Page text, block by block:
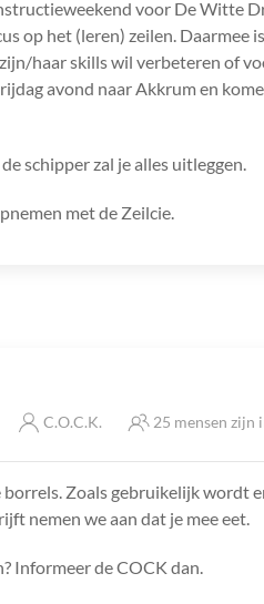
voor De Witte
op het (leren) zeilen. Daarmee
haar skills wil verbeteren of
avond naar Akkrum en
schipper zal je alles uitleggen.
met de Zeilcie.
C.O.C.K. 25 mensen zijn
Zoals gebruikelijk wordt
nemen we aan dat je mee eet.
Informeer de COCK dan.